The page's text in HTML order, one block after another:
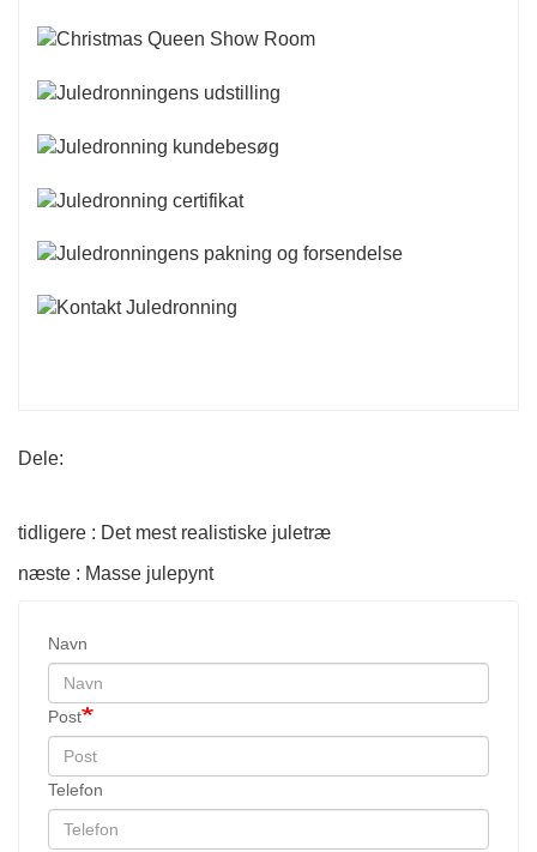
Dele:
tidligere : Det mest realistiske juletræ
næste : Masse julepynt
Navn
Post
Telefon